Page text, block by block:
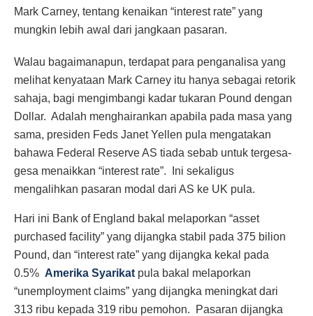
Mark Carney, tentang kenaikan “interest rate” yang
mungkin lebih awal dari jangkaan pasaran.
Walau bagaimanapun, terdapat para penganalisa yang
melihat kenyataan Mark Carney itu hanya sebagai retorik
sahaja, bagi mengimbangi kadar tukaran Pound dengan
Dollar. Adalah menghairankan apabila pada masa yang
sama, presiden Feds Janet Yellen pula mengatakan
bahawa Federal Reserve AS tiada sebab untuk tergesa-
gesa menaikkan “interest rate”. Ini sekaligus
mengalihkan pasaran modal dari AS ke UK pula.
Hari ini Bank of England bakal melaporkan “asset
purchased facility” yang dijangka stabil pada 375 bilion
Pound, dan “interest rate” yang dijangka kekal pada
0.5% Amerika Syarikat pula bakal melaporkan
“unemployment claims” yang dijangka meningkat dari
313 ribu kepada 319 ribu pemohon. Pasaran dijangka